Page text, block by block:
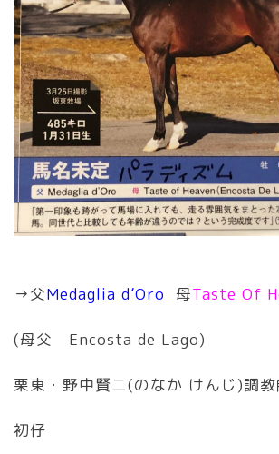
→父Medaglia d’Oro 母Taste Of
(母父 Encosta de Lago)
栗東・野中賢二(のなか けんじ)調教
初仔